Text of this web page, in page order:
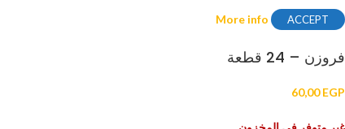
More info ACCEPT
فروزن – 24 قطعة
60,00EGP